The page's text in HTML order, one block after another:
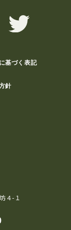
基づく表記
針
４-１